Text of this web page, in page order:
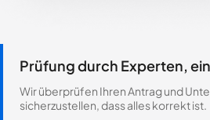
Prüfung durch Experten,
Wir überprüfen Ihren Antrag und
sicherzustellen, dass alles korrekt ist.